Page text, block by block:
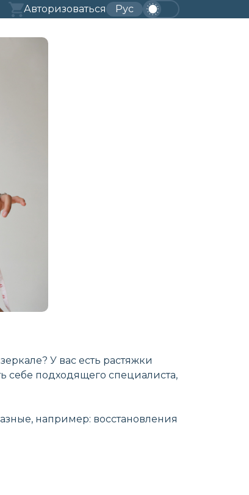
Авторизоваться Рус
У вас есть растяжки
себе подходящего специалиста,
например: восстановления